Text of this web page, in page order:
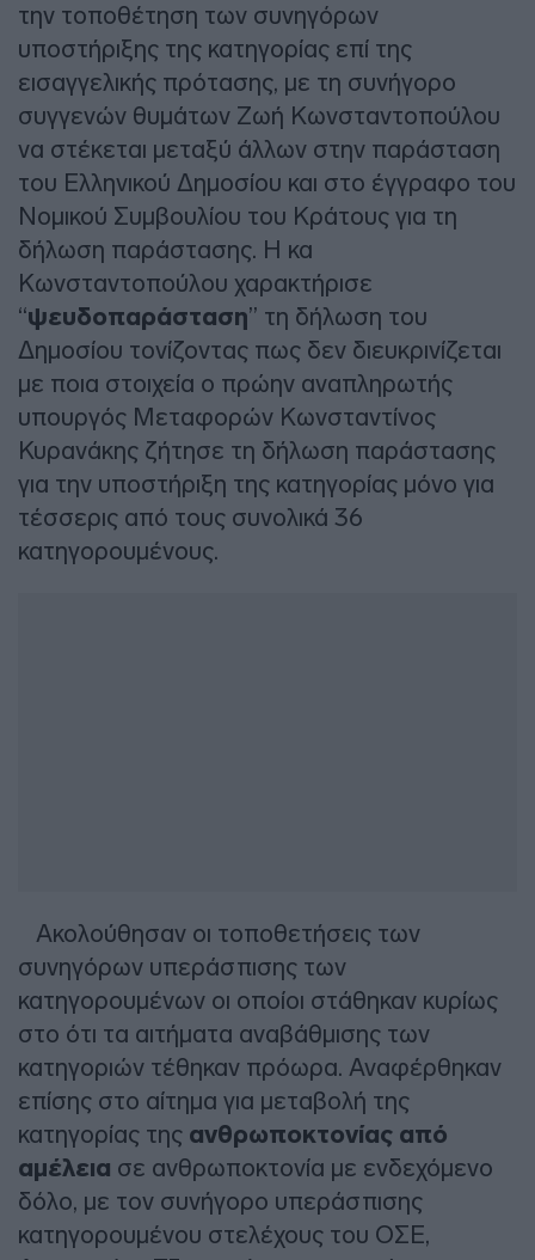
την τοποθέτηση των συνηγόρων
υποστήριξης της κατηγορίας επί της
εισαγγελικής πρότασης, με τη συνήγορο
συγγενών θυμάτων Ζωή Κωνσταντοπούλου
να στέκεται μεταξύ άλλων στην παράσταση
του Ελληνικού Δημοσίου και στο έγγραφο του
Νομικού Συμβουλίου του Κράτους για τη
δήλωση παράστασης. Η κα
Κωνσταντοπούλου χαρακτήρισε
“ψευδοπαράσταση” τη δήλωση του
Δημοσίου τονίζοντας πως δεν διευκρινίζεται
με ποια στοιχεία ο πρώην αναπληρωτής
υπουργός Μεταφορών Κωνσταντίνος
Κυρανάκης ζήτησε τη δήλωση παράστασης
για την υποστήριξη της κατηγορίας μόνο για
τέσσερις από τους συνολικά 36
κατηγορουμένους.
Ακολούθησαν οι τοποθετήσεις των
συνηγόρων υπεράσπισης των
κατηγορουμένων οι οποίοι στάθηκαν κυρίως
στο ότι τα αιτήματα αναβάθμισης των
κατηγοριών τέθηκαν πρόωρα. Αναφέρθηκαν
επίσης στο αίτημα για μεταβολή της
κατηγορίας της ανθρωποκτονίας από
αμέλεια σε ανθρωποκτονία με ενδεχόμενο
δόλο, με τον συνήγορο υπεράσπισης
κατηγορουμένου στελέχους του ΟΣΕ,